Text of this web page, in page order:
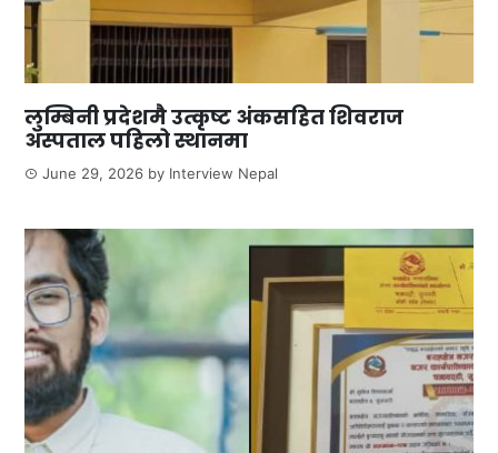
लुम्बिनी प्रदेशमै उत्कृष्ट अंकसहित शिवराज
अस्पताल पहिलो स्थानमा
June 29, 2026 by Interview Nepal